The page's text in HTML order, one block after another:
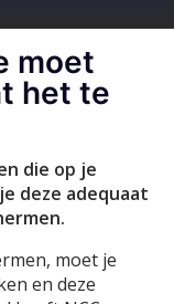
moet
het te
die op je
deze adequaat
moet je
en deze